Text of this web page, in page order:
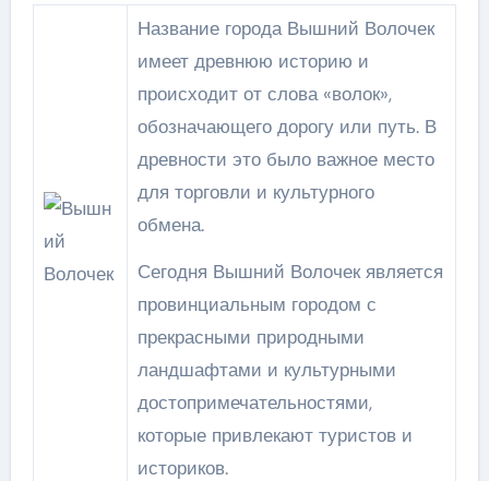
Название города Вышний Волочек
имеет древнюю историю и
происходит от слова «волок»,
обозначающего дорогу или путь. В
древности это было важное место
для торговли и культурного
обмена.
Сегодня Вышний Волочек является
провинциальным городом с
прекрасными природными
ландшафтами и культурными
достопримечательностями,
которые привлекают туристов и
историков.